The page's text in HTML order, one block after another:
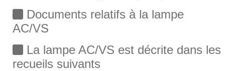
Documents relatifs à la lampe
AC/VS
La lampe AC/VS est décrite dans les
recueils suivants